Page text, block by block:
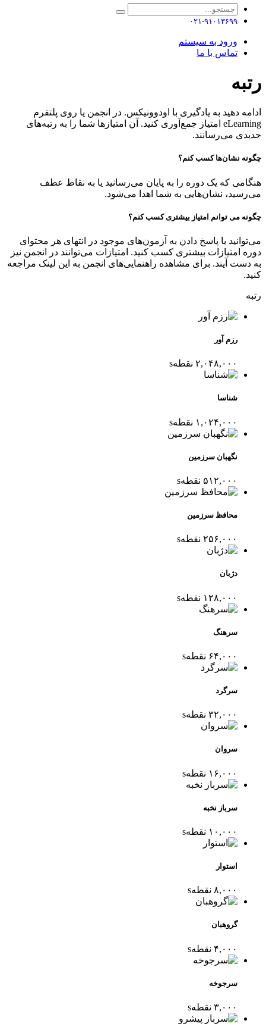
۰۲۱-۹۱۰۱۳۶۹۹
ورود به سیستم
تماس با ما
رتبه
ادامه دهید به یادگیری با اودوونیکس. در انجمن یا روی پلتفرم
eLearning امتیاز جمع‌آوری کنید. آن امتیازها شما را به رتبه‌های
جدیدی می‌رسانند.
چگونه نشان‌ها کسب کنم؟
هنگامی که یک دوره را به پایان می‌رسانید یا به نقاط عطف
می‌رسید، نشان‌هایی به شما اهدا می‌شود.
چگونه می توانم امتیاز بیشتری کسب کنم؟
می‌توانید با پاسخ دادن به آزمون‌های موجود در انتهای هر محتوای
دوره امتیازات بیشتری کسب کنید. امتیازات می‌توانند در انجمن نیز
به دست آیند. برای مشاهده راهنمایی‌های انجمن به این لینک مراجعه
کنید.
رتبه
رزم آور
۲,۰۴۸,۰۰۰ نقطهs
شناسا
۱,۰۲۴,۰۰۰ نقطهs
نگهبان سرزمین
۵۱۲,۰۰۰ نقطهs
محافظ سرزمین
۲۵۶,۰۰۰ نقطهs
دژبان
۱۲۸,۰۰۰ نقطهs
سرهنگ
۶۴,۰۰۰ نقطهs
سرگرد
۳۲,۰۰۰ نقطهs
سروان
۱۶,۰۰۰ نقطهs
سرباز نخبه
۱۰,۰۰۰ نقطهs
استوار
۸,۰۰۰ نقطهs
گروهبان
۴,۰۰۰ نقطهs
سرجوخه
۳,۰۰۰ نقطهs